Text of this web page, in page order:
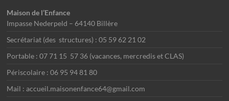
Maison de l’Enfance
Impasse Nederpeld – 64140 Billère
Secrétariat (des structures) : 05 59 62 21 02
Portable : 07 71 15 57 36 (vacances, mercredis et CLAS)
Périscolaire : 06 95 94 81 80
Mail : accueil.maisonenfance64@gmail.com